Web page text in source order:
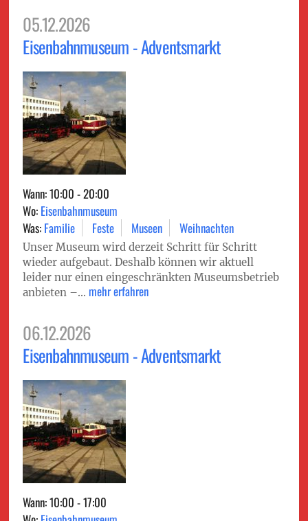
05.12.2026
Eisenbahnmuseum - Adventsmarkt
Wann: 10:00 - 20:00
Wo: Eisenbahnmuseum
Was: Familie Feste Museen Weihnachten
Unser Museum wird derzeit Schritt für Schritt
wieder aufgebaut. Deshalb können wir aktuell
leider nur einen eingeschränkten Museumsbetrieb
anbieten –... mehr erfahren
06.12.2026
Eisenbahnmuseum - Adventsmarkt
Wann: 10:00 - 17:00